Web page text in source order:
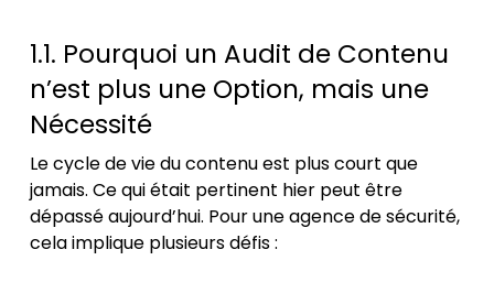
1.1. Pourquoi un Audit de Contenu
n’est plus une Option, mais une
Nécessité
Le cycle de vie du contenu est plus court que
jamais. Ce qui était pertinent hier peut être
dépassé aujourd’hui. Pour une agence de sécurité,
cela implique plusieurs défis :